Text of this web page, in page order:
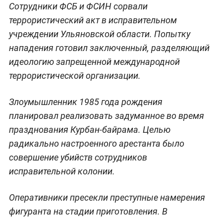
Сотрудники ФСБ и ФСИН сорвали
террористический акт в исправительном
учреждении Ульяновской области. Попытку
нападения готовил заключенный, разделяющий
идеологию запрещенной международной
террористической организации.
Злоумышленник 1985 года рождения
планировал реализовать задуманное во время
празднования Курбан-байрама. Целью
радикально настроенного арестанта было
совершение убийств сотрудников
исправительной колонии.
Оперативники пресекли преступные намерения
фигуранта на стадии приготовления. В